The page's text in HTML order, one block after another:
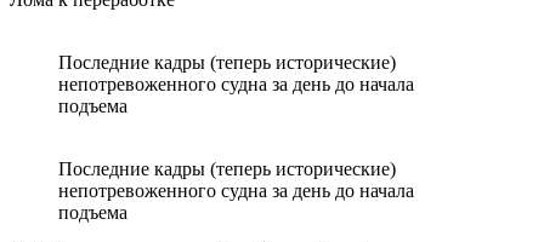
Последние кадры (теперь исторические)
непотревоженного судна за день до начала
подъема
Последние кадры (теперь исторические)
непотревоженного судна за день до начала
подъема